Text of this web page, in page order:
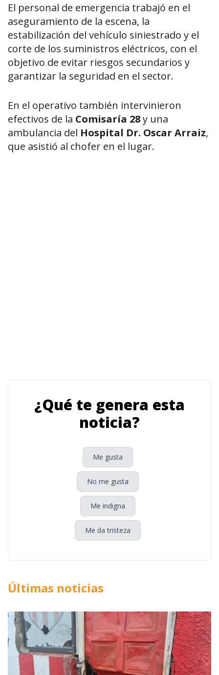
El personal de emergencia trabajó en el
aseguramiento de la escena, la
estabilización del vehículo siniestrado y el
corte de los suministros eléctricos, con el
objetivo de evitar riesgos secundarios y
garantizar la seguridad en el sector.
En el operativo también intervinieron
efectivos de la Comisaría 28y una
ambulancia del Hospital Dr. Oscar Arraiz,
que asistió al chofer en el lugar.
¿Qué te genera esta
noticia?
Me gusta
No me gusta
Me indigna
Me da tristeza
Últimas noticias